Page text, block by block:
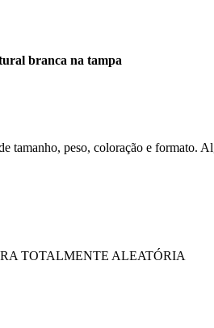
branca na tampa
tamanho, peso, coloração e formato.
TOTALMENTE ALEATÓRIA